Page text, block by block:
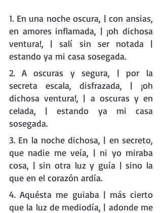
1. En una noche oscura, | con ansias,
en amores inflamada, | ¡oh dichosa
ventura!, | salí sin ser notada |
estando ya mi casa sosegada.
2. A oscuras y segura, | por la
secreta escala, disfrazada, | ¡oh
dichosa ventura!, | a oscuras y en
celada, | estando ya mi casa
sosegada.
3. En la noche dichosa, | en secreto,
que nadie me veía, | ni yo miraba
cosa, | sin otra luz y guía | sino la
que en el corazón ardía.
4. Aquésta me guiaba | más cierto
que la luz de mediodía, | adonde me